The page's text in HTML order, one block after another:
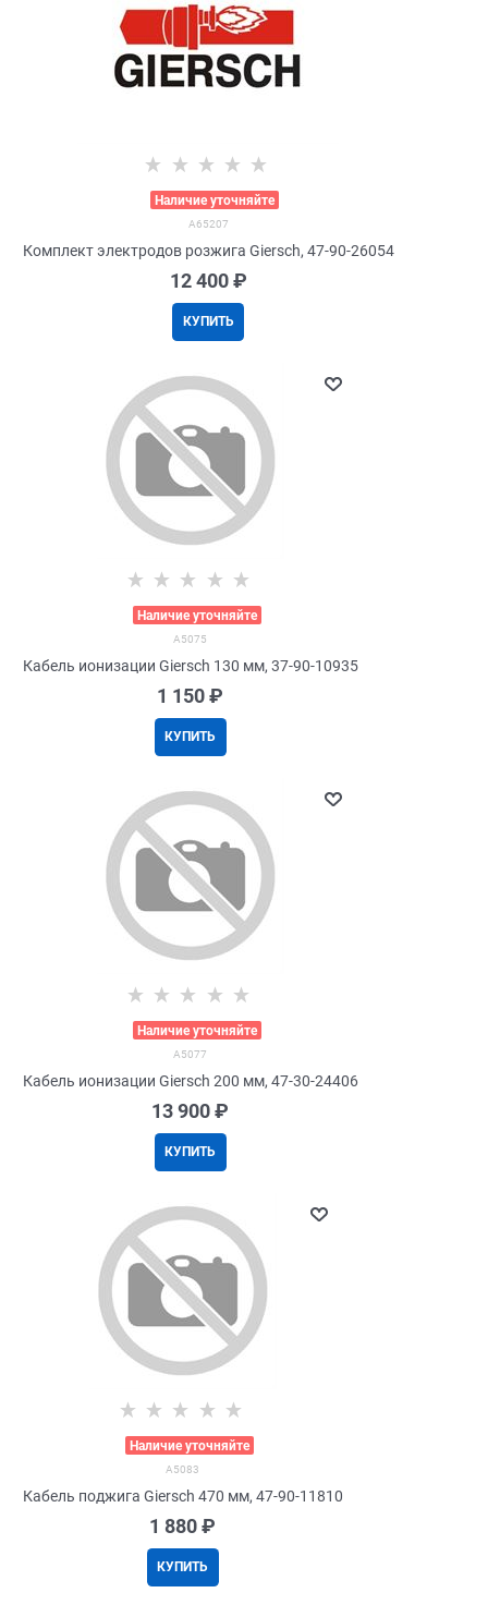
Наличие уточняйте
A65207
Комплект электродов розжига Giersch, 47-90-26054
12 400 ₽
КУПИТЬ
Наличие уточняйте
A5075
Кабель ионизации Giersch 130 мм, 37-90-10935
1 150 ₽
КУПИТЬ
Наличие уточняйте
A5077
Кабель ионизации Giersch 200 мм, 47-30-24406
13 900 ₽
КУПИТЬ
Наличие уточняйте
A5083
Кабель поджига Giersch 470 мм, 47-90-11810
1 880 ₽
КУПИТЬ